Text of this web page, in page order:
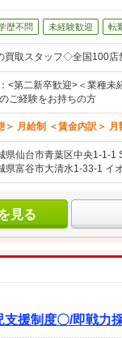
歴不問 未経験歓迎 転
買取スタッフ◇全国100店
<第二新卒歓迎>＜業種
ご経験をお持ちの方
月給制 ＜賃金内訳＞ 月
県仙台市青葉区中央1-1-
富谷市大清水1-33-1 イ
見る
援制度〇/即戦力